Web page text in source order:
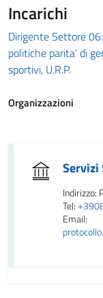
Incarichi
Dirigente Settore
politiche parita’ di
sportivi, U.R.P.
Organizzazioni
Servizi
Indirizzo:
Tel:
Email: